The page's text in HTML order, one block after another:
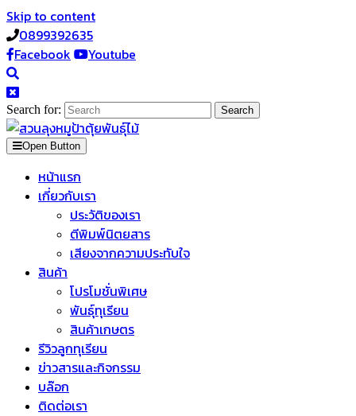
Skip to content
0899392635
Facebook
Youtube
Search for:
Open Button
หน้าแรก
เกี่ยวกับเรา
ประวัติของเรา
ตีพิมพ์นิตยสาร
เสียงจากความประทับใจ
สินค้า
โปรโมชั่นพิเศษ
พันธุ์ทุเรียน
สินค้าเกษตร
รีวิวลูกทุเรียน
ข่าวสารและกิจกรรม
บล๊อก
ติดต่อเรา